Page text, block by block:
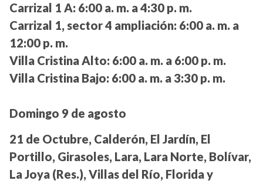
Carrizal 1 A: 6:00 a. m. a 4:30 p. m.
Carrizal 1, sector 4 ampliación: 6:00 a. m. a
12:00 p. m.
Villa Cristina Alto: 6:00 a. m. a 6:00 p. m.
Villa Cristina Bajo: 6:00 a. m. a 3:30 p. m.
Domingo 9 de agosto
21 de Octubre, Calderón, El Jardín, El
Portillo, Girasoles, Lara, Lara Norte, Bolívar,
La Joya (Res.), Villas del Río, Florida y